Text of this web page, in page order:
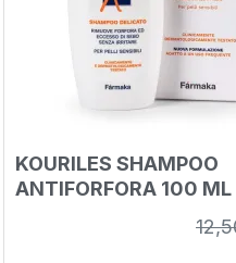
KOURILES SHAMPOO
ANTIFORFORA 100 ML